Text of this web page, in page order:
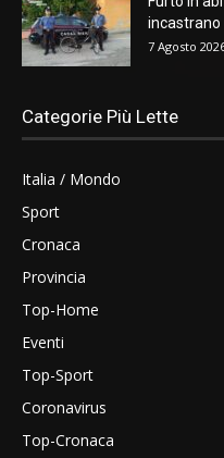
incastrano
7 Agosto
Categorie Più Lette
Italia / Mondo
Sport
Cronaca
Provincia
Top-Home
Eventi
Top-Sport
Coronavirus
Top-Cronaca